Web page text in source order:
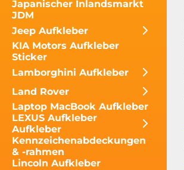
Japanischer Inlandsmarkt
JDM
Jeep Aufkleber
KIA Motors Aufkleber
Sticker
Lamborghini Aufkleber
Land Rover
Laptop MacBook Aufkleber
LEXUS Aufkleber
Aufkleber
Kennzeichenabdeckungen
& -rahmen
Lincoln Aufkleber